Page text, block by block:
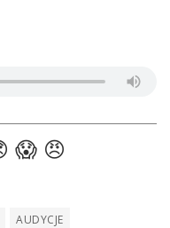
AUDYCJE